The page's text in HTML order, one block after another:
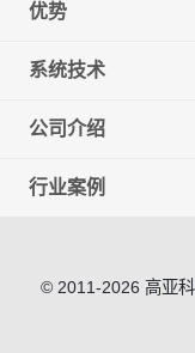
优势
系统技术
公司介绍
行业案例
© 2011-2026 高亚